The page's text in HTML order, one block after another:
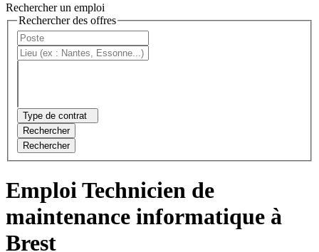
Rechercher un emploi
Rechercher des offres
Type de contrat
Rechercher
Rechercher
Emploi Technicien de
maintenance informatique à
Brest